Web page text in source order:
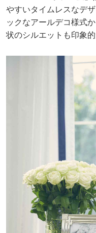
やすいタイムレスなデ
ックなアールデコ様式
状のシルエットも印象的